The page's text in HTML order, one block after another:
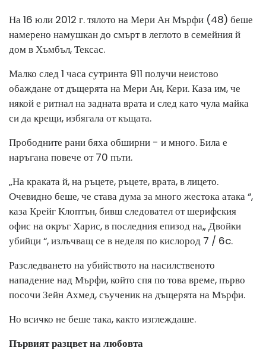
На 16 юли 2012 г. тялото на Мери Ан Мърфи (48) беше
намерено намушкан до смърт в леглото в семейния й
дом в Хъмбъл, Тексас.
Малко след 1 часа сутринта 911 получи неистово
обаждане от дъщерята на Мери Ан, Кери. Каза им, че
някой е ритнал на задната врата и след като чула майка
си да крещи, избягала от къщата.
Прободните рани бяха обширни - и много. Била е
наръгана повече от 70 пъти.
„На краката й, на ръцете, ръцете, врата, в лицето.
Очевидно беше, че става дума за много жестока атака “,
каза Крейг Клоптън, бивш следовател от шерифския
офис на окръг Харис, в последния епизод на„ Двойки
убийци “, излъчващ се в неделя по кислород 7 / 6c.
Разследването на убийството на насилственото
нападение над Мърфи, който спя по това време, първо
посочи Зейн Ахмед, съученик на дъщерята на Мърфи.
Но всичко не беше така, както изглеждаше.
Първият разцвет на любовта